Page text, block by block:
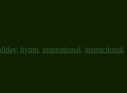
, hymn, inspirational, instructional,